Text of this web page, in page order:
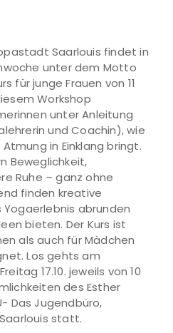
Saarlouis findet in
unter dem Motto
für junge Frauen von 11
Workshop
unter Anleitung
und Coachin), wie
in Einklang bringt.
Beweglichkeit,
Ruhe – ganz ohne
finden kreative
abrunden
bieten. Der Kurs ist
als auch für Mädchen
Los gehts am
17.10. jeweils von 10
des Esther
Das Jugendbüro,
statt.